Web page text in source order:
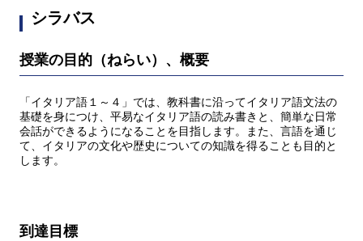
シラバス
授業の目的（ねらい）、概要
「イタリア語１～４」では、教科書に沿ってイタリア語文法の
基礎を身につけ、平易なイタリア語の読み書きと、簡単な日常
会話ができるようになることを目指します。また、言語を通じ
て、イタリアの文化や歴史についての知識を得ることも目的と
します。
到達目標